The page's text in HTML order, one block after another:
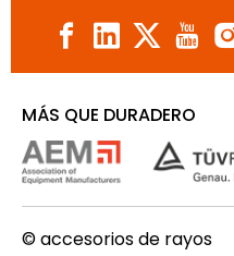
MÁS QUE DURADERO
© accesorios de rayos